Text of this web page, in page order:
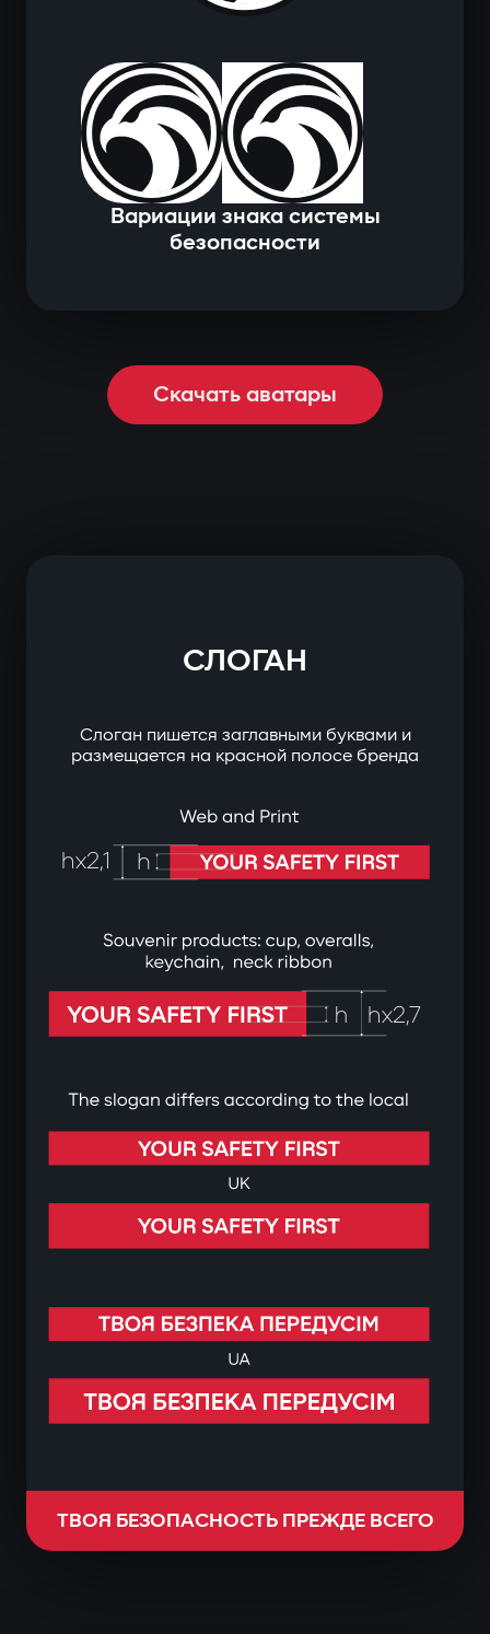
Вариации знака системы
безопасности
Скачать аватары
СЛОГАН
Слоган пишется заглавными буквами и
размещается на красной полосе бренда
ТВОЯ БЕЗОПАСНОСТЬ ПРЕЖДЕ ВСЕГО